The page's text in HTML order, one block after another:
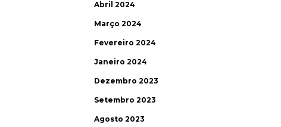
Abril 2024
Março 2024
Fevereiro 2024
Janeiro 2024
Dezembro 2023
Setembro 2023
Agosto 2023